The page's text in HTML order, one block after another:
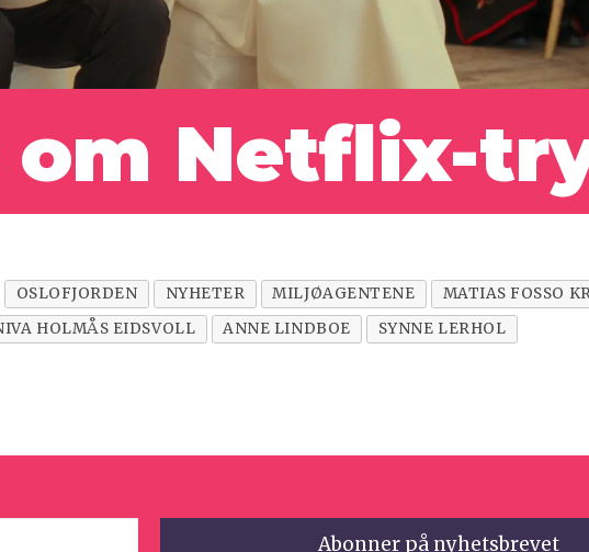
om Netflix-
OSLOFJORDEN NYHETER MILJØAGENTENE
MATIAS FOSSO
HOLMÅS EIDSVOLL ANNE LINDBOE SYNNE LERHOL